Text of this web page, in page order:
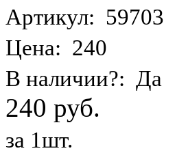
Артикул: 59703
Цена: 240
В наличии?: Да
240 руб.
за 1шт.